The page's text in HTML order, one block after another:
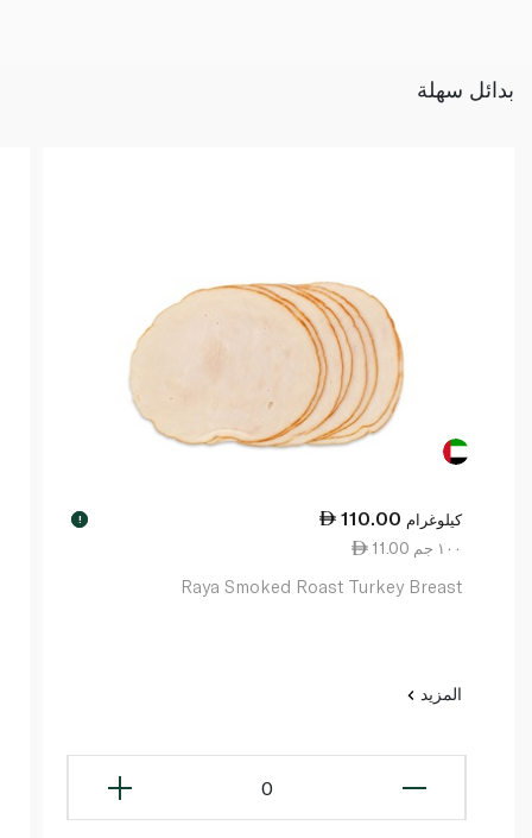
بدائل سهلة
110.00 كيلوغرام !
11.00 ١٠٠ جم
Raya Smoked Roast Turkey Breast
المزيد
0